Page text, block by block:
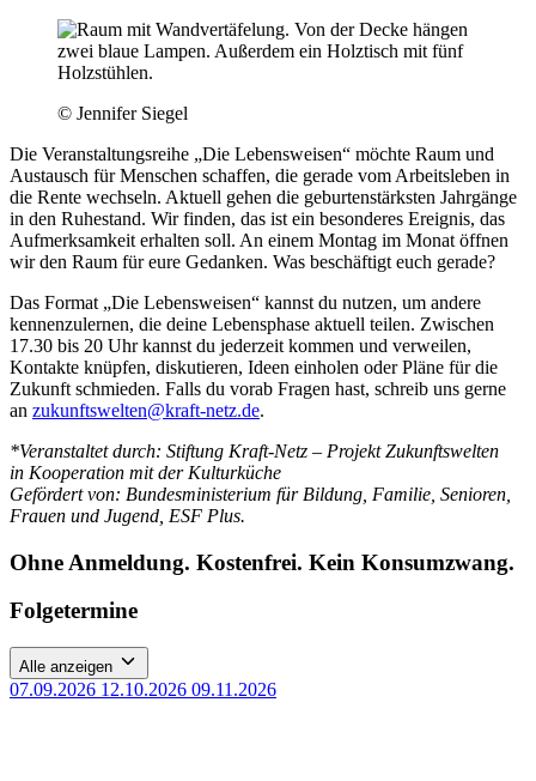
© Jennifer Siegel
Die Veranstaltungsreihe „Die Lebensweisen“ möchte Raum und
Austausch für Menschen schaffen, die gerade vom Arbeitsleben in
die Rente wechseln. Aktuell gehen die geburtenstärksten Jahrgänge
in den Ruhestand. Wir finden, das ist ein besonderes Ereignis, das
Aufmerksamkeit erhalten soll. An einem Montag im Monat öffnen
wir den Raum für eure Gedanken. Was beschäftigt euch gerade?
Das Format „Die Lebensweisen“ kannst du nutzen, um andere
kennenzulernen, die deine Lebensphase aktuell teilen. Zwischen
17.30 bis 20 Uhr kannst du jederzeit kommen und verweilen,
Kontakte knüpfen, diskutieren, Ideen einholen oder Pläne für die
Zukunft schmieden. Falls du vorab Fragen hast, schreib uns gerne
an zukunftswelten@kraft-netz.de.
*Veranstaltet durch: Stiftung Kraft-Netz – Projekt Zukunftswelten
in Kooperation mit der Kulturküche
Gefördert von: Bundesministerium für Bildung, Familie, Senioren,
Frauen und Jugend, ESF Plus.
Ohne Anmeldung. Kostenfrei. Kein Konsumzwang.
Folgetermine
Alle anzeigen
07.09.2026 12.10.2026 09.11.2026